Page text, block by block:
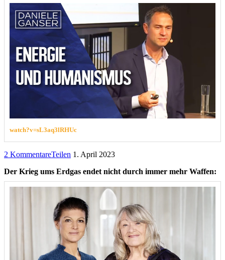
watch?v=sL3aq3lRHUc
2 KommentareTeilen 1. April 2023
Der Krieg ums Erdgas endet nicht durch immer mehr Waffen: